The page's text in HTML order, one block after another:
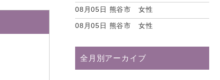
08月05日 熊谷市 女性
08月05日 熊谷市 女性
全月別アーカイブ